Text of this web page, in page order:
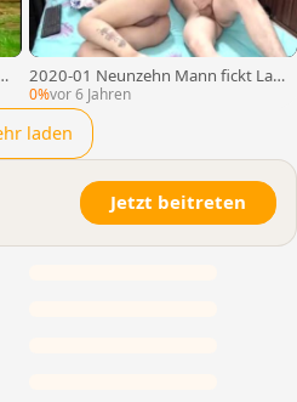
2020-01 Neunzehn Mann fickt Lad
yboy. #iLoveTGiRRLS4
0%vor 6 Jahren
laden
Jetzt beitreten